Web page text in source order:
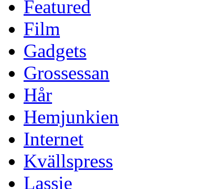
Featured
Film
Gadgets
Grossessan
Hår
Hemjunkien
Internet
Kvällspress
Lassie